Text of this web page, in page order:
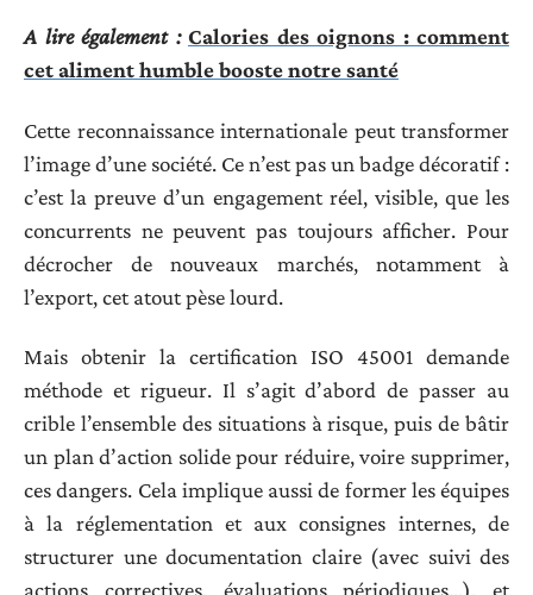
A lire également : Calories des oignons : comment
cet aliment humble booste notre santé
Cette reconnaissance internationale peut transformer
l’image d’une société. Ce n’est pas un badge décoratif :
c’est la preuve d’un engagement réel, visible, que les
concurrents ne peuvent pas toujours afficher. Pour
décrocher de nouveaux marchés, notamment à
l’export, cet atout pèse lourd.
Mais obtenir la certification ISO 45001 demande
méthode et rigueur. Il s’agit d’abord de passer au
crible l’ensemble des situations à risque, puis de bâtir
un plan d’action solide pour réduire, voire supprimer,
ces dangers. Cela implique aussi de former les équipes
à la réglementation et aux consignes internes, de
structurer une documentation claire (avec suivi des